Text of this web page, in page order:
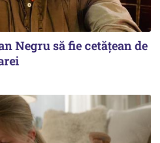
Negru să fie cetățean de